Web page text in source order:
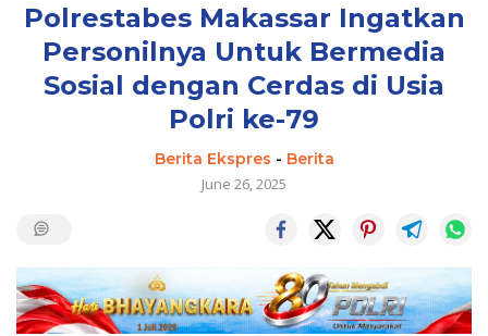
Polrestabes Makassar Ingatkan
Personilnya Untuk Bermedia
Sosial dengan Cerdas di Usia
Polri ke-79
Berita Ekspres - Berita
June 26, 2025